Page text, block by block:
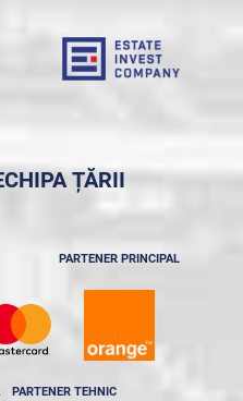
ȚĂRII
PARTENER PRINCIPAL
PARTENER TEHNIC